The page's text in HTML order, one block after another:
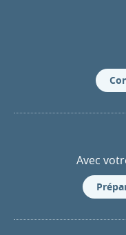
Avec